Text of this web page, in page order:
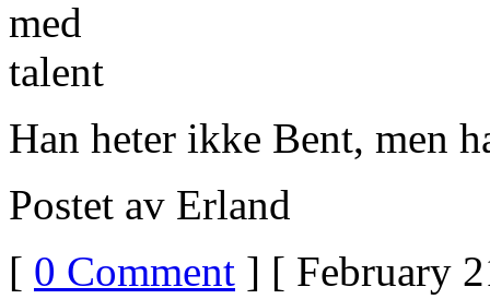
Han heter ikke Bent, men
Postet av Erland
[ 0 Comment ] [ February